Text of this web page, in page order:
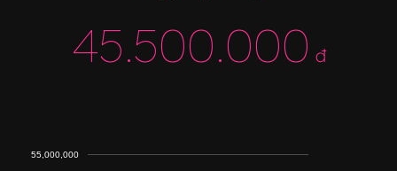
45.500.000 đ
55,000,000